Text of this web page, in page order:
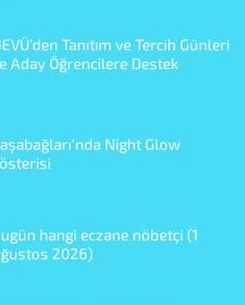
Tanıtım ve Tercih Günleri
Aday Öğrencilere Destek
Night Glow
hangi eczane nöbetçi (1
2026)